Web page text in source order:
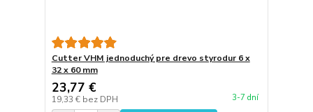
Cutter VHM jednoduchý pre drevo styrodur 6 x
32 x 60 mm
23,77 €
19,33 € bez DPH 3-7 dní